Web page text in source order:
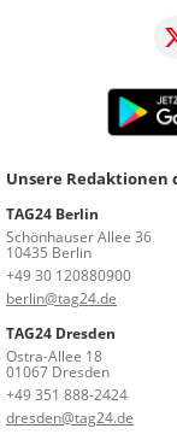
Unsere
TAG24 Berlin
Schönhauser Allee 36
10435 Berlin
+49 30 120880900
berlin@tag24.de
TAG24 Dresden
Ostra-Allee 18
01067 Dresden
+49 351 888-2424
dresden@tag24.de